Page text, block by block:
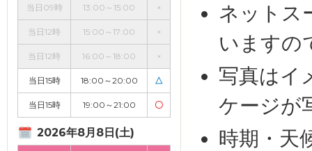
当日09時 13:00～15:00 ×
当日12時 15:00～17:00 ×
当日12時 16:00～18:00 ×
当日15時 18:00～20:00 △
当日15時 19:00～21:00 〇
2026年8月8日(土)
ネットス
いますの
写真はイ
ケージが
時期・天